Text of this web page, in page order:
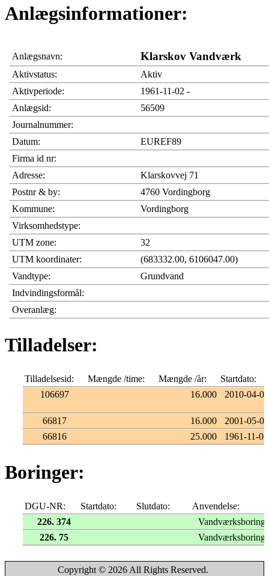
Anlægsinformationer:
Anlægsnavn: Klarskov Vandværk
Aktivstatus:
Aktiv
Aktivperiode:
1961-11-02 -
Anlægsid:
56509
Journalnummer:
Datum:
EUREF89
Firma id nr:
Adresse:
Klarskovvej 71
Postnr & by:
4760 Vordingborg
Kommune:
Vordingborg
Virksomhedstype:
UTM zone:
32
UTM koordinater:
(683332.00, 6106047.00)
Vandtype:
Grundvand
Indvindingsformål:
Overanlæg:
Tilladelser:
Tilladelsesid: Mængde /time: Mængde /år:
Startdato:
106697
16.000 2010-04-01
66817 16.000
2001-05-04
66816
25.000 1961-11-02
Boringer:
DGU-NR: Startdato: Slutdato:
Anvendelse:
226. 374
Vandværksboring
226. 75
Vandværksboring
Copyright © 2026 All Rights Reserved.